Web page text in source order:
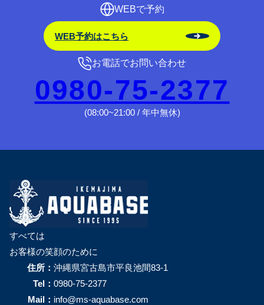
WEBで予約
WEB予約はこちら
お電話でお問い合わせ
0980-75-2377
(08:00~21:00 / 年中無休)
すべては
お客様の笑顔のために
住所： 沖縄県宮古島市平良池間83-1
Tel： 0980-75-2377
Mail： info@ms-aquabase.com